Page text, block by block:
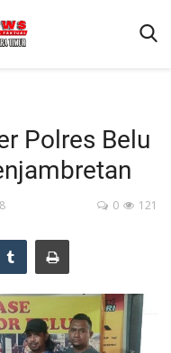
Polres Belu
121
0